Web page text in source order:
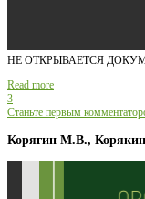
НЕ ОТКРЫВАЕТСЯ
Read more
3
Станьте первым
Корягин М.В., Корякин